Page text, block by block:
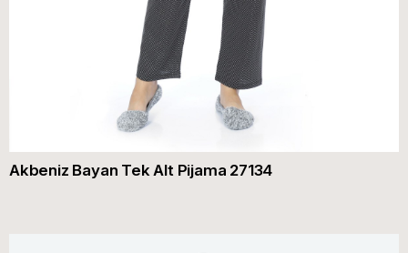
Akbeniz Bayan Tek Alt Pijama 27134